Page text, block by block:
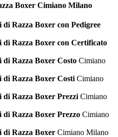
Boxer Cimiano Milano
Razza Boxer con Pedigree
Razza Boxer con Certificato
Razza Boxer Costo Cimiano
Razza Boxer Costi Cimiano
Razza Boxer Prezzi Cimiano
Razza Boxer Prezzo Cimiano
di Razza Boxer Cimiano Milano